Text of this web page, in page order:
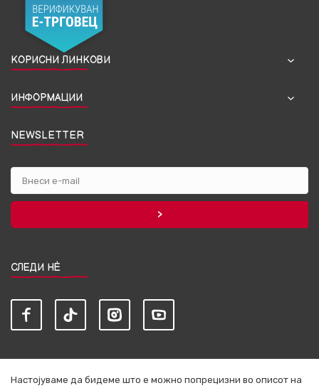
КОРИСНИ ЛИНКОВИ
ИНФОРМАЦИИ
NEWSLETTER
СЛЕДИ НЀ
Настојуваме да бидеме што е можно попрецизни во описот на